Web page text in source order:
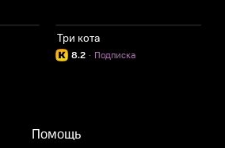
Три кота
8.2 Подписка
·
Помощь